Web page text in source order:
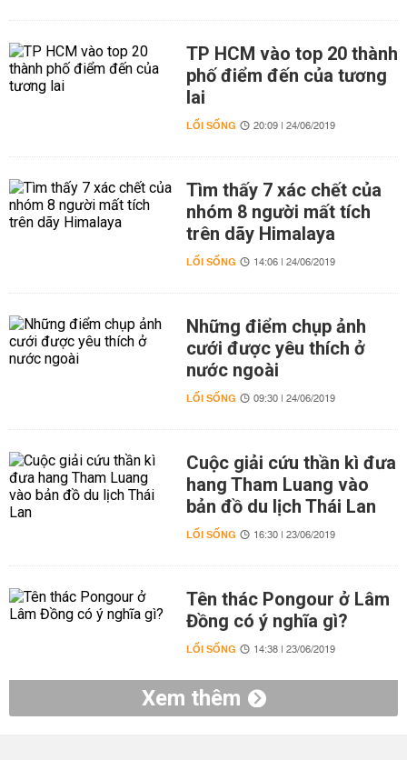
TP HCM vào top 20 thành
phố điểm đến của tương
lai
LỐI SỐNG 20:09 | 24/06/2019
Tìm thấy 7 xác chết của
nhóm 8 người mất tích
trên dãy Himalaya
LỐI SỐNG 14:06 | 24/06/2019
Những điểm chụp ảnh
cưới được yêu thích ở
nước ngoài
LỐI SỐNG 09:30 | 24/06/2019
Cuộc giải cứu thần kì đưa
hang Tham Luang vào
bản đồ du lịch Thái Lan
LỐI SỐNG 16:30 | 23/06/2019
Tên thác Pongour ở Lâm
Đồng có ý nghĩa gì?
LỐI SỐNG 14:38 | 23/06/2019
Xem thêm